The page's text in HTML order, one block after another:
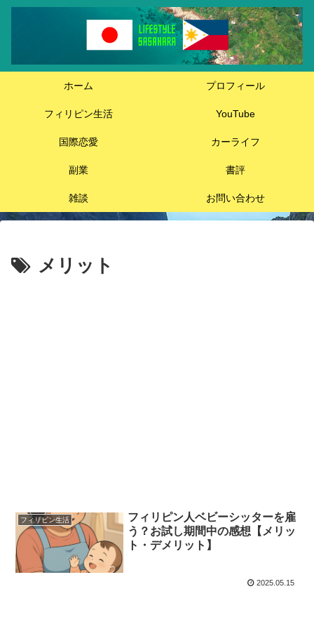
ホーム プロフィール
フィリピン生活 YouTube
国際恋愛 カーライフ
副業 書評
雑談 お問い合わせ
メリット
フィリピン生活
フィリピン人ベビーシッターを雇
う？お試し期間中の感想【メリッ
ト・デメリット】
2025.05.15